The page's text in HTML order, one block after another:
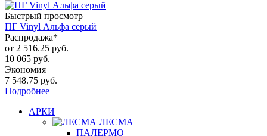
Быстрый просмотр
ПГ Vinyl Альфа серый
Распродажа*
от 2 516.25 руб.
10 065 руб.
Экономия
7 548.75 руб.
Подробнее
АРКИ
ЛЕСМА
ПАЛЕРМО